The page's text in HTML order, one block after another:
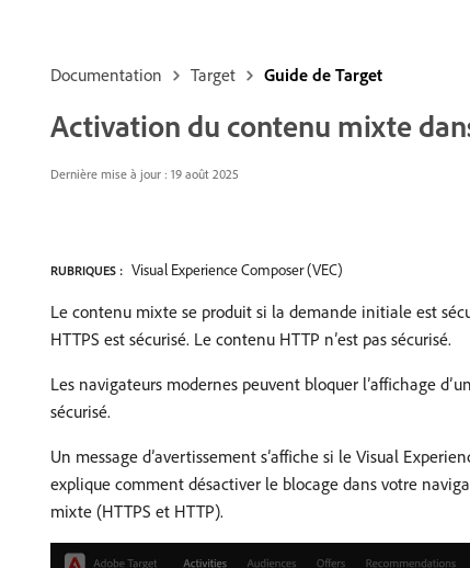
Documentation Target Guide de Target
Activation du contenu mixte
Dernière mise à jour : 19 août 2025
RUBRIQUES : Visual Experience Composer (VEC)
Le contenu mixte se produit si la demande initiale est
HTTPS est sécurisé. Le contenu HTTP n’est pas sécurisé.
Les navigateurs modernes peuvent bloquer l’affichage
sécurisé.
Un message d’avertissement s’affiche si le Visual
explique comment désactiver le blocage dans votre
mixte (HTTPS et HTTP).